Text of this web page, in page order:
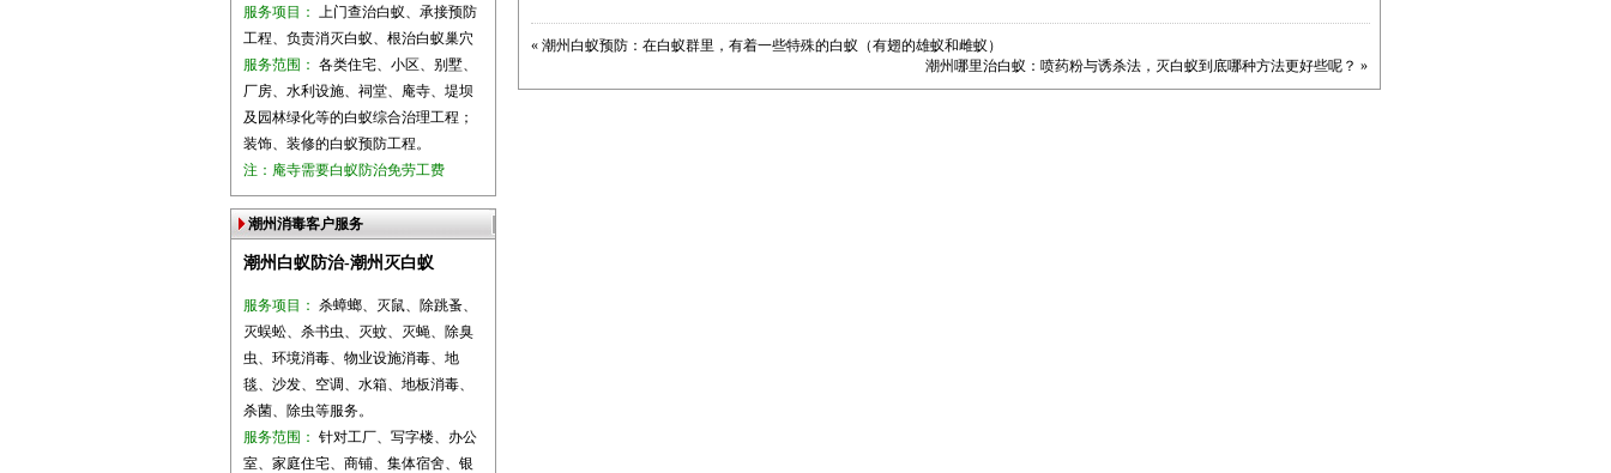
服务项目： 上门查治白蚁、承接预防
工程、负责消灭白蚁、根治白蚁巢穴
服务范围： 各类住宅、小区、别墅、
厂房、水利设施、祠堂、庵寺、堤坝
及园林绿化等的白蚁综合治理工程；
装饰、装修的白蚁预防工程。
注：庵寺需要白蚁防治免劳工费
潮州消毒客户服务
潮州白蚁防治-潮州灭白蚁
服务项目： 杀蟑螂、灭鼠、除跳蚤、
灭蜈蚣、杀书虫、灭蚊、灭蝇、除臭
虫、环境消毒、物业设施消毒、地
毯、沙发、空调、水箱、地板消毒、
杀菌、除虫等服务。
服务范围： 针对工厂、写字楼、办公
室、家庭住宅、商铺、集体宿舍、银
« 潮州白蚁预防：在白蚁群里，有着一些特殊的白蚁（有翅的雄蚁和雌蚁）
潮州哪里治白蚁：喷药粉与诱杀法，灭白蚁到底哪种方法更好些呢？ »